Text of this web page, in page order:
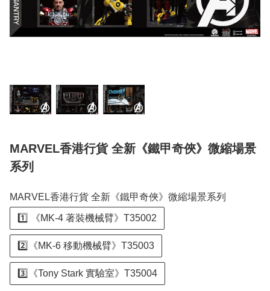
MARVEL香港行貨 全新《鐵甲奇俠》微縮場景
系列
MARVEL香港行貨 全新《鐵甲奇俠》微縮場景系列
1️⃣ 《MK-4 著裝機械臂》T35002
2️⃣《MK-6 移動機械臂》T35003
3️⃣《Tony Stark 實驗室》T35004